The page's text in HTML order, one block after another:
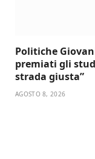
Politiche
premiati gli
strada giusta”
AGOSTO 8, 2026